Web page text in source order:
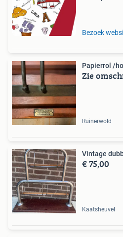
Bezoek
Papierrol /
Zie
Ruinerwold
Vintage
€ 75,00
Kaatsheuvel